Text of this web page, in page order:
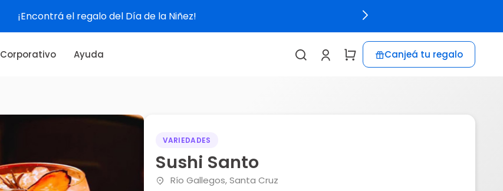
¡Encontrá el regalo del Día de la Niñez!
Corporativo Ayuda Canjeá tu regalo
VARIEDADES
Sushi Santo
Río Gallegos, Santa Cruz